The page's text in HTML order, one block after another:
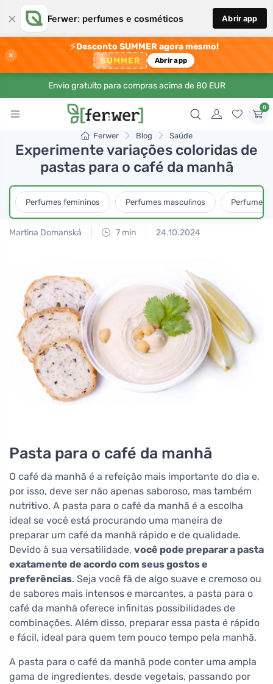
× Ferwer: perfumes e cosméticos Abrir app
×
⚡Desconto SUMMER agora mesmo!
SUMMER Abrir app
Envio gratuito para compras acima de 80 EUR
0
Ferwer Blog Saúde
Experimente variações coloridas de
pastas para o café da manhã
Perfumes femininos Perfumes masculinos Perfumes
Martina Domanská 7 min 24.10.2024
Pasta para o café da manhã
O café da manhã é a refeição mais importante do dia e,
por isso, deve ser não apenas saboroso, mas também
nutritivo. A pasta para o café da manhã é a escolha
ideal se você está procurando uma maneira de
preparar um café da manhã rápido e de qualidade.
Devido à sua versatilidade, você pode preparar a pasta
exatamente de acordo com seus gostos e
preferências. Seja você fã de algo suave e cremoso ou
de sabores mais intensos e marcantes, a pasta para o
café da manhã oferece infinitas possibilidades de
combinações. Além disso, preparar essa pasta é rápido
e fácil, ideal para quem tem pouco tempo pela manhã.
A pasta para o café da manhã pode conter uma ampla
gama de ingredientes, desde vegetais, passando por